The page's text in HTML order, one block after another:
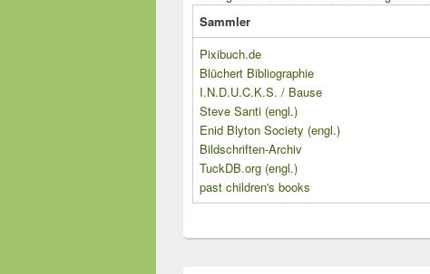
Sammler
Pixibuch.de
Blüchert Bibliographie
I.N.D.U.C.K.S. / Bause
Steve Santi (engl.)
Enid Blyton Society (engl.)
Bildschriften-Archiv
TuckDB.org (engl.)
past children's books